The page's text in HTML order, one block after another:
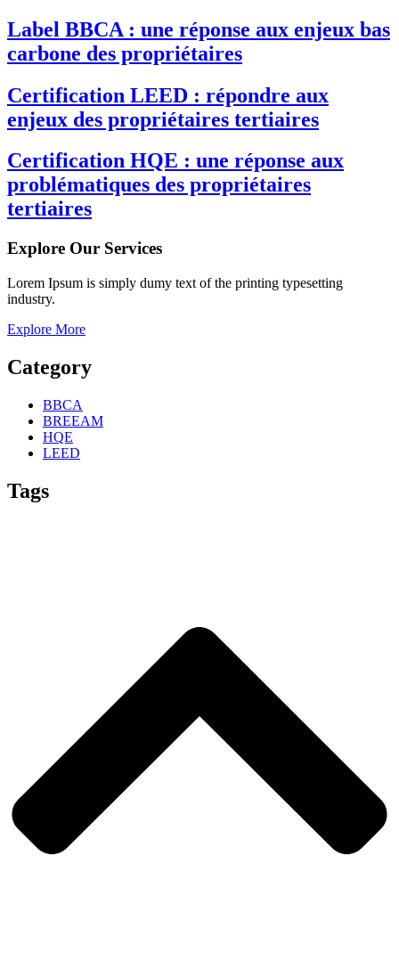
Label BBCA : une réponse aux enjeux bas
carbone des propriétaires
Certification LEED : répondre aux
enjeux des propriétaires tertiaires
Certification HQE : une réponse aux
problématiques des propriétaires
tertiaires
Explore Our Services
Lorem Ipsum is simply dumy text of the printing typesetting
industry.
Explore More
Category
BBCA
BREEAM
HQE
LEED
Tags